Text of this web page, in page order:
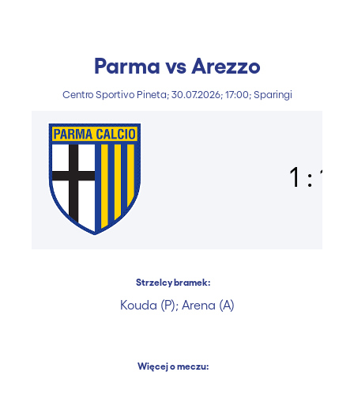
Parma vs Arezzo
Centro Sportivo Pineta; 30.07.2026; 17:00; Sparingi
1 : 1
Strzelcy bramek:
Kouda (P); Arena (A)
Więcej o meczu: